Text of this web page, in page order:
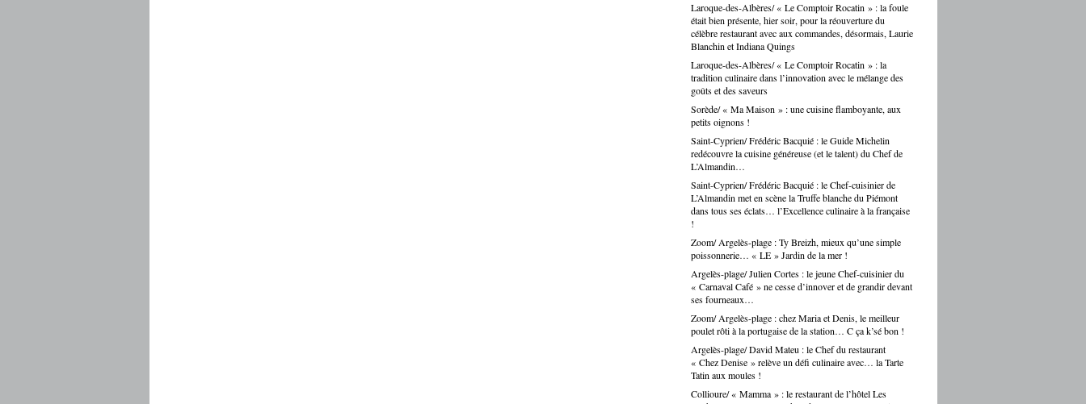
Laroque-des-Albères/ « Le Comptoir Rocatin » : la foule
était bien présente, hier soir, pour la réouverture du
célèbre restaurant avec aux commandes, désormais, Laurie
Blanchin et Indiana Quings
Laroque-des-Albères/ « Le Comptoir Rocatin » : la
tradition culinaire dans l’innovation avec le mélange des
goûts et des saveurs
Sorède/ « Ma Maison » : une cuisine flamboyante, aux
petits oignons !
Saint-Cyprien/ Frédéric Bacquié : le Guide Michelin
redécouvre la cuisine généreuse (et le talent) du Chef de
L’Almandin…
Saint-Cyprien/ Frédéric Bacquié : le Chef-cuisinier de
L’Almandin met en scène la Truffe blanche du Piémont
dans tous ses éclats… l’Excellence culinaire à la française
!
Zoom/ Argelès-plage : Ty Breizh, mieux qu’une simple
poissonnerie… « LE » Jardin de la mer !
Argelès-plage/ Julien Cortes : le jeune Chef-cuisinier du
« Carnaval Café » ne cesse d’innover et de grandir devant
ses fourneaux…
Zoom/ Argelès-plage : chez Maria et Denis, le meilleur
poulet rôti à la portugaise de la station… C ça k’sé bon !
Argelès-plage/ David Mateu : le Chef du restaurant
« Chez Denise » relève un défi culinaire avec… la Tarte
Tatin aux moules !
Collioure/ « Mamma » : le restaurant de l’hôtel Les